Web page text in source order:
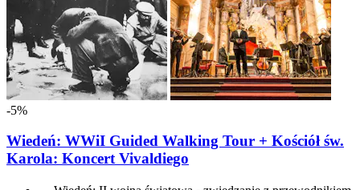
-5%
Wiedeń: WWiI Guided Walking Tour + Kościół św.
Karola: Koncert Vivaldiego